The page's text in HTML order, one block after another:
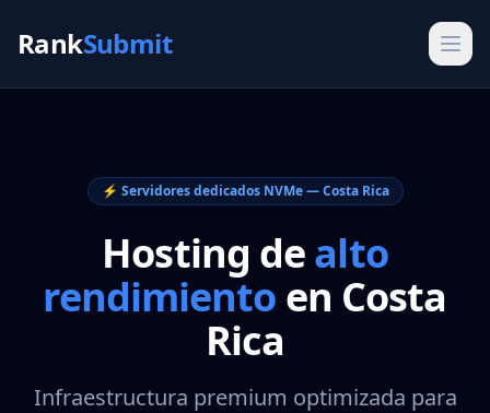
RankSubmit
⚡ Servidores dedicados NVMe — Costa Rica
Hosting dealto
rendimiento en Costa
Rica
Infraestructura premium optimizada para